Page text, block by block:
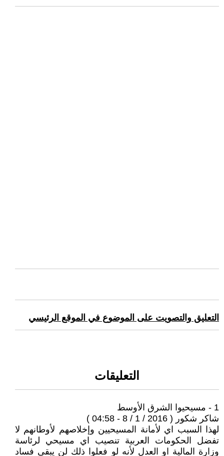
التعليق والتصويت على الموضوع في الموقع الرئيسي
التعليقات
1 - مسيحيوا الشرق الأوسط
شاكر شكور ( 2016 / 1 / 8 - 04:58 )
لهذا السبب اي لأمانة المسيحيين وإخلاصهم لأوطانهم لا
تفضل الحكومات العربية تنصيب اي مسيحي لرئاسة
وزارة المالية او العدل لأنه لو فعلوا ذلك لن يبقى فساد